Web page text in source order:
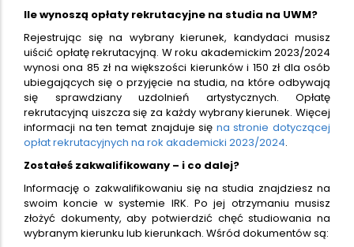
Ile wynoszą opłaty rekrutacyjne na studia na UWM?
Rejestrując się na wybrany kierunek, kandydaci musisz
uiścić opłatę rekrutacyjną. W roku akademickim 2023/2024
wynosi ona 85 zł na większości kierunków i 150 zł dla osób
ubiegających się o przyjęcie na studia, na które odbywają
się sprawdziany uzdolnień artystycznych. Opłatę
rekrutacyjną uiszcza się za każdy wybrany kierunek. Więcej
informacji na ten temat znajduje się na stronie dotyczącej
opłat rekrutacyjnych na rok akademicki 2023/2024.
Zostałeś zakwalifikowany – i co dalej?
Informację o zakwalifikowaniu się na studia znajdziesz na
swoim koncie w systemie IRK. Po jej otrzymaniu musisz
złożyć dokumenty, aby potwierdzić chęć studiowania na
wybranym kierunku lub kierunkach. Wśród dokumentów są: